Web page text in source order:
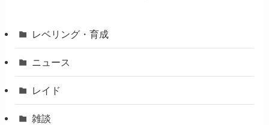
レベリング・育成
ニュース
レイド
雑談